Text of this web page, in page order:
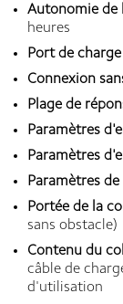
Autonomie de
heures
Port de charge
Connexion
Plage de
Paramètres
Paramètres
Paramètres
Portée de la
sans obstacle)
Contenu du
câble de
d'utilisation